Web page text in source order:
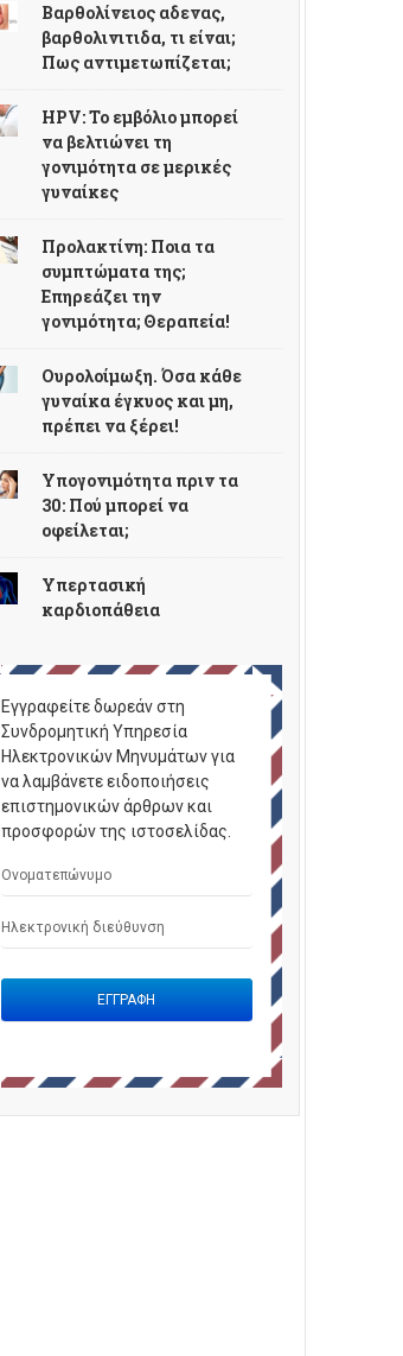
Βαρθολίνειος αδενας,
βαρθολινιτιδα, τι είναι;
Πως αντιμετωπίζεται;
HPV: Το εμβόλιο μπορεί
να βελτιώνει τη
γονιμότητα σε μερικές
γυναίκες
Προλακτίνη: Ποια τα
συμπτώματα της;
Επηρεάζει την
γονιμότητα; Θεραπεία!
Ουρολοίμωξη. Όσα κάθε
γυναίκα έγκυος και μη,
πρέπει να ξέρει!
Υπογονιμότητα πριν τα
30: Πού μπορεί να
οφείλεται;
Υπερτασική
καρδιοπάθεια
Εγγραφείτε δωρεάν στη
Συνδρομητική Υπηρεσία
Ηλεκτρονικών Μηνυμάτων για
να λαμβάνετε ειδοποιήσεις
επιστημονικών άρθρων και
προσφορών της ιστοσελίδας.